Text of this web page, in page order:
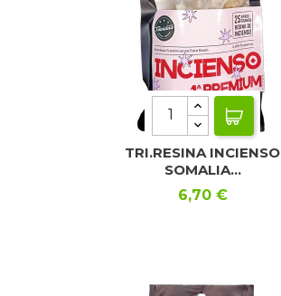
TRI.RESINA INCIENSO
SOMALIA...
Precio
6,70 €